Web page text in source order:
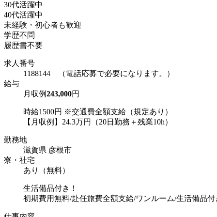
30代活躍中
40代活躍中
未経験・初心者も歓迎
学歴不問
履歴書不要
求人番号
1188144 （電話応募で必要になります。）
給与
月収例243,000円
時給1500円 ※交通費全額支給（規定あり）
【月収例】24.3万円（20日勤務＋残業10h）
勤務地
滋賀県 彦根市
寮・社宅
あり（無料）
生活備品付き！
初期費用無料/赴任旅費全額支給/ワンルーム/生活備品付